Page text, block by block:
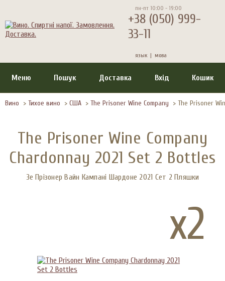
пн-пт 10:00 - 19:00
+38 (050) 999-
33-11
язык | мова
Меню Пошук Доставка Вхід Кошик
Вино > Тихое вино > США > The Prisoner Wine Company > The Prisoner
The Prisoner Wine Company
Chardonnay 2021 Set 2 Bottles
Зе Прізонер Вайн Кампані Шардоне 2021 Сет 2 Пляшки
x2